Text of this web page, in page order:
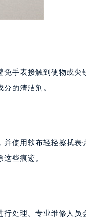
免手表接触到硬物或尖
的清洁剂。
并使用软布轻轻擦拭表
些痕迹。
行处理。专业维修人员